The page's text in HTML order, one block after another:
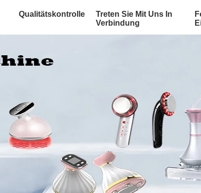
Qualitätskontrolle
Treten Sie Mit Uns In
Verbindung